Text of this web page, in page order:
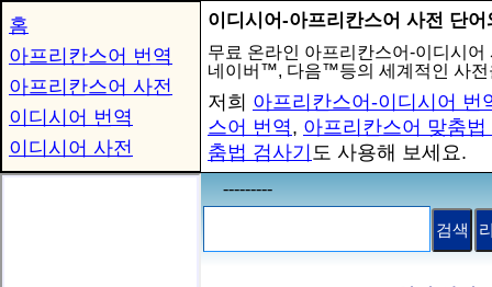
홈
아프리칸스어 번역
아프리칸스어 사전
이디시어 번역
이디시어 사전
이디시어-아프리칸스어 사전 단
무료 온라인 아프리칸스어-이디시
네이버™, 다음™등의 세계적인 사전
저희 아프리칸스어-이디시어 번
스어 번역, 아프리칸스어 맞춤법
춤법 검사기 도 사용해 보세요.